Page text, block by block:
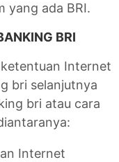
yang ada BRI.
BRI
Internet
bri selanjutnya
bri atau cara
Internet